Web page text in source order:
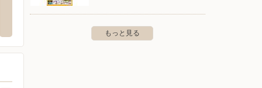
町1299-4
もっと見る